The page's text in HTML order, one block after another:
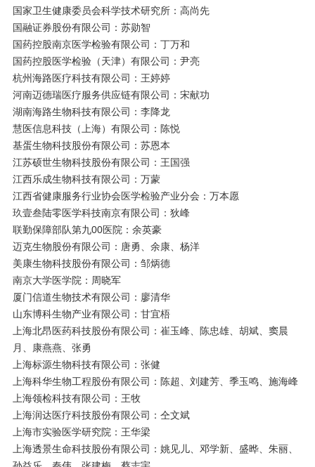
国家卫生健康委员会科学技术研究所：高尚先
国融证券股份有限公司：苏勋智
国药控股南京医学检验有限公司：丁万和
国药控股医学检验（天津）有限公司：尹亮
杭州海路医疗科技有限公司：王婷婷
河南迈德瑞医疗服务供应链有限公司：宋献功
湖南海路生物科技有限公司：李降龙
慧医信息科技（上海）有限公司：陈悦
基蛋生物科技股份有限公司：苏恩本
江苏硕世生物科技股份有限公司：王国强
江西乐成生物科技有限公司：万蒙
江西省健康服务行业协会医学检验产业分会：万本愿
玖壹叁陆零医学科技南京有限公司：狄峰
联勤保障部队第九00医院：余英豪
迈克生物股份有限公司：唐勇、余康、杨洋
美康生物科技股份有限公司：邹炳德
南京大学医学院：周晓军
厦门信道生物技术有限公司：廖清华
山东博科生物产业有限公司：甘宜梧
上海北昂医药科技股份有限公司：崔玉峰、陈忠雄、胡斌、窦晨
月、康燕燕、张勇
上海标源生物科技有限公司：张健
上海科华生物工程股份有限公司：陈超、刘建芳、季玉鸣、施海峰
上海领检科技有限公司：王牧
上海润达医疗科技股份有限公司：仝文斌
上海市实验医学研究院：王华梁
上海透景生命科技股份有限公司：姚见儿、邓学新、盛晔、朱丽、